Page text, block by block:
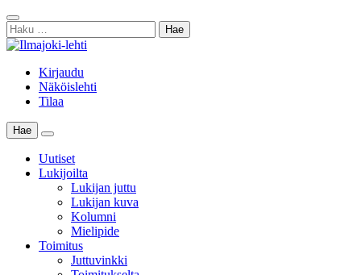
Skip
to
content
Sulje
haku
Haku:
Kirjaudu
Näköislehti
Tilaa
Hae
Main
Menu
Uutiset
Lukijoilta
Lukijan juttu
Lukijan kuva
Kolumni
Mielipide
Toimitus
Juttuvinkki